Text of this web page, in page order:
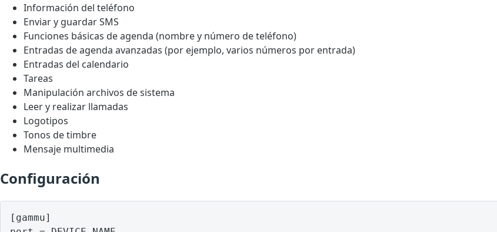
Información del teléfono
Enviar y guardar SMS
Funciones básicas de agenda (nombre y número de teléfono)
Entradas de agenda avanzadas (por ejemplo, varios números por entrada)
Entradas del calendario
Tareas
Manipulación archivos de sistema
Leer y realizar llamadas
Logotipos
Tonos de timbre
Mensaje multimedia
Configuración
[gammu]